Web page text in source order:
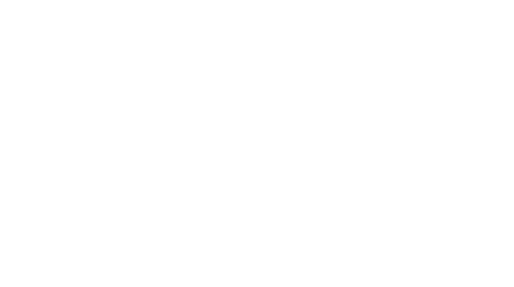
E Proteção Contra Furto. Contém Cadeado Numérico
Com Bolso Para Notebook 156. Com Divisórias
Térmico. Parte Externa: Dois Bolsos Laterais. Bolso